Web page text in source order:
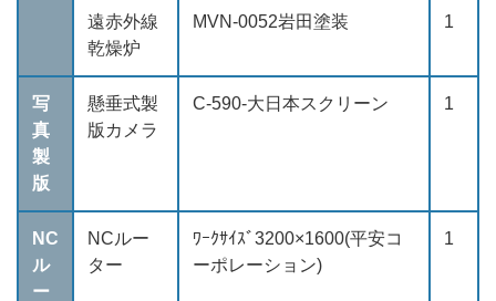
遠赤外線
乾燥炉
MVN-0052岩田塗装 1
写
真
製
版
懸垂式製
版カメラ
C-590-大日本スクリーン 1
NC
ル
ー
NCルー
ター
ﾜｰｸｻｲｽﾞ3200×1600(平安コ
ーポレーション)
1